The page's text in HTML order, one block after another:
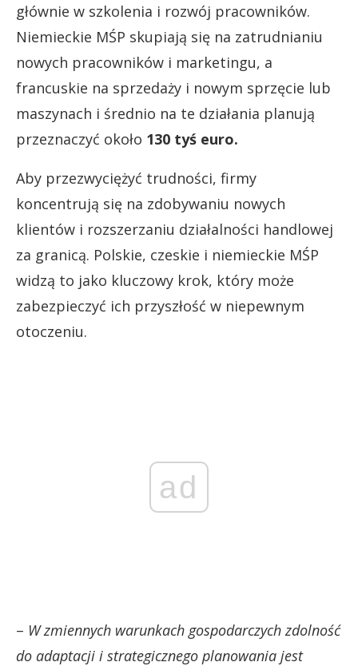
głównie w szkolenia i rozwój pracowników.
Niemieckie MŚP skupiają się na zatrudnianiu
nowych pracowników i marketingu, a
francuskie na sprzedaży i nowym sprzęcie lub
maszynach i średnio na te działania planują
przeznaczyć około 130 tyś euro.
Aby przezwyciężyć trudności, firmy
koncentrują się na zdobywaniu nowych
klientów i rozszerzaniu działalności handlowej
za granicą. Polskie, czeskie i niemieckie MŚP
widzą to jako kluczowy krok, który może
zabezpieczyć ich przyszłość w niepewnym
otoczeniu.
ad
– W zmiennych warunkach gospodarczych zdolność
do adaptacji i strategicznego planowania jest